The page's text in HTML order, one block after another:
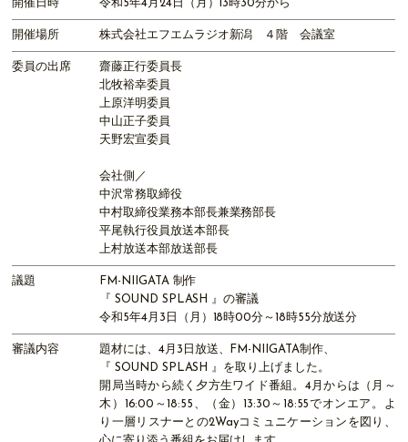
開催日時 令和5年4月24日（月）13時30分から
開催場所 株式会社エフエムラジオ新潟 ４階 会議室
委員の出席
齋藤正行委員長
北牧裕幸委員
上原洋明委員
中山正子委員
天野宏宣委員
会社側／
中沢常務取締役
中村取締役業務本部長兼業務部長
平尾執行役員放送本部長
上村放送本部放送部長
議題
FM-NIIGATA 制作
『 SOUND SPLASH 』の審議
令和5年4月3日（月）18時00分～18時55分放送分
審議内容
題材には、4月3日放送、FM-NIIGATA制作、
『 SOUND SPLASH 』を取り上げました。
開局当時から続く夕方生ワイド番組。4月からは（月～
木）16:00～18:55、（金）13:30～18:55でオンエア。よ
り一層リスナーとの2Wayコミュニケーションを図り、